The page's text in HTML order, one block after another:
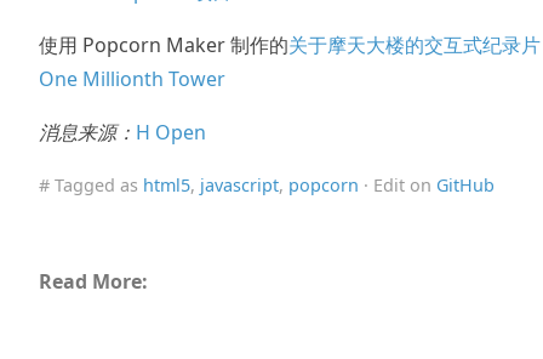
使用 Popcorn Maker 制作的关于摩天大楼的交互式纪录片
One Millionth Tower
消息来源： H Open
# Tagged as html5, javascript, popcorn · Edit on GitHub
Read More: